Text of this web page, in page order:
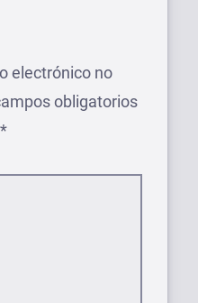
electrónico no
obligatorios
*